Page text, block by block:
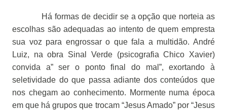
Há formas de decidir se a opção que norteia as
escolhas são adequadas ao intento de quem empresta
sua voz para engrossar o que fala a multidão. André
Luiz, na obra Sinal Verde (psicografia Chico Xavier)
convida a” ser o ponto final do mal”, exortando à
seletividade do que passa adiante dos conteúdos que
nos chegam ao conhecimento. Mormente numa época
em que há grupos que trocam “Jesus Amado” por “Jesus